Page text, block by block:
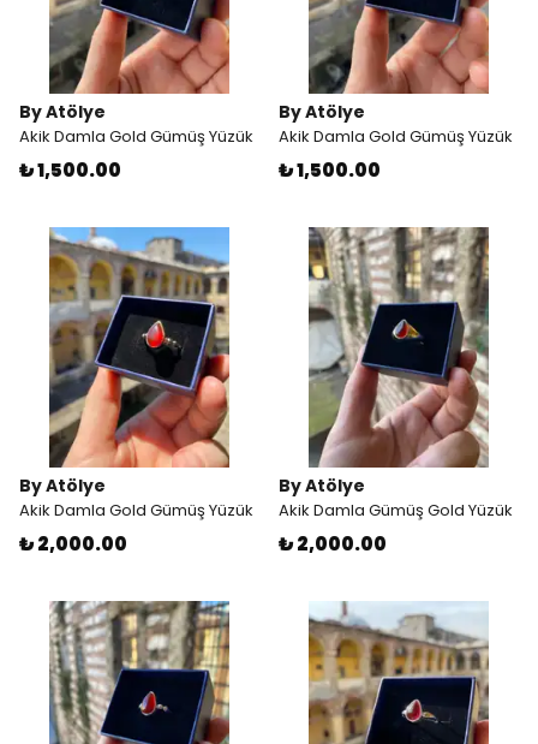
By Atölye
Akik Damla Gold Gümüş Yüzük
₺ 1,500.00
By Atölye
Akik Damla Gold Gümüş Yüzük
₺ 1,500.00
By Atölye
Akik Damla Gold Gümüş Yüzük
₺ 2,000.00
By Atölye
Akik Damla Gümüş Gold Yüzük
₺ 2,000.00